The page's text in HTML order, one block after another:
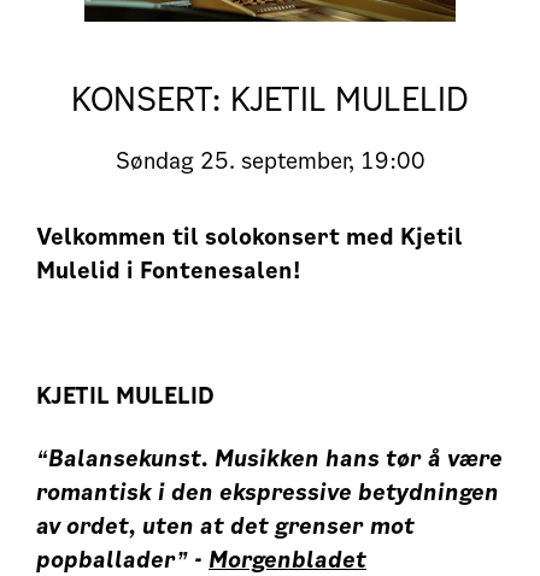
KONSERT: KJETIL MULELID
Søndag25. september, 19:00
Velkommen til solokonsert med Kjetil
Mulelid i Fontenesalen!
KJETIL MULELID
“Balansekunst. Musikken hans tør å være
romantisk i den ekspressive betydningen
av ordet, uten at det grenser mot
popballader” - Morgenbladet